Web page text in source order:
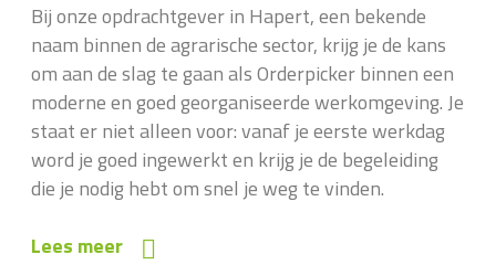
Bij onze opdrachtgever in Hapert, een bekende
naam binnen de agrarische sector, krijg je de kans
om aan de slag te gaan als Orderpicker binnen een
moderne en goed georganiseerde werkomgeving. Je
staat er niet alleen voor: vanaf je eerste werkdag
word je goed ingewerkt en krijg je de begeleiding
die je nodig hebt om snel je weg te vinden.
Lees meer